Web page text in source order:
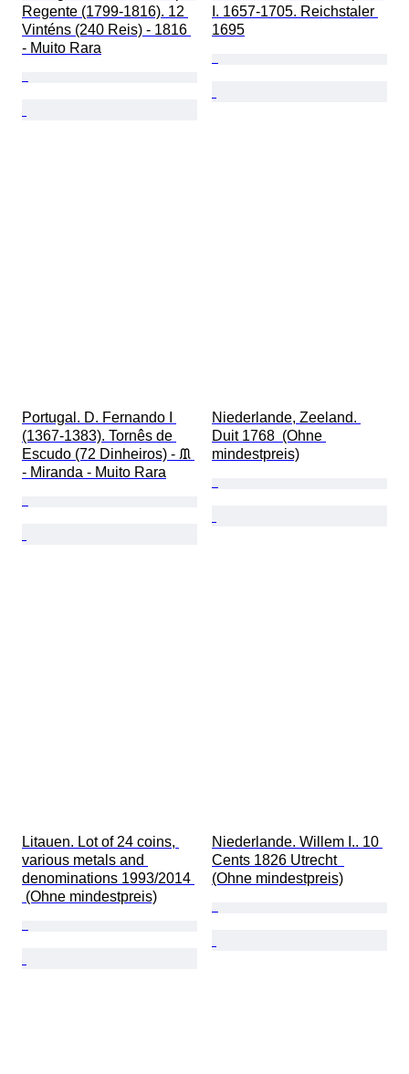
Regente (1799-1816). 12
Vinténs (240 Reis) - 1816
- Muito Rara
I. 1657-1705. Reichstaler
1695
Portugal. D. Fernando I
(1367-1383). Tornês de
Escudo (72 Dinheiros) - ᙢ
- Miranda - Muito Rara
Niederlande, Zeeland.
Duit 1768  (Ohne
mindestpreis)
Litauen. Lot of 24 coins,
various metals and
denominations 1993/2014
(Ohne mindestpreis)
Niederlande. Willem I.. 10
Cents 1826 Utrecht
(Ohne mindestpreis)